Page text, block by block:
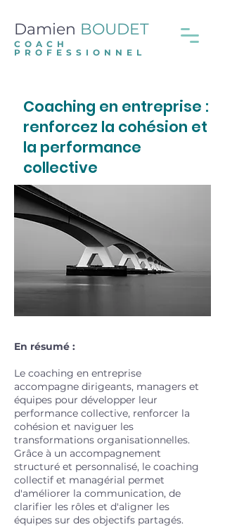
Damien BOUDET
COACH
PROFESSIONNEL
Coaching en entreprise :
renforcez la cohésion et
la performance
collective
En résumé :
Le coaching en entreprise
accompagne dirigeants, managers et
équipes pour développer leur
performance collective, renforcer la
cohésion et naviguer les
transformations organisationnelles.
Grâce à un accompagnement
structuré et personnalisé, le coaching
collectif et managérial permet
d'améliorer la communication, de
clarifier les rôles et d'aligner les
équipes sur des objectifs partagés.